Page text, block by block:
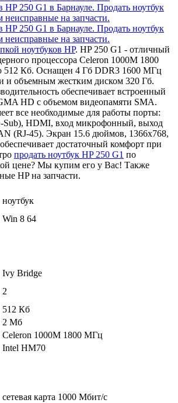
ноутбуков HP. HP 250 G1 - отличный
процессора Celeron 1000M 1800
Кб. Оснащен 4 Гб DDR3 1600 МГц
и объемным жестким диском 320 Гб.
обеспечивает встроенный
HD с объемом видеопамяти SMA.
все необходимые для работы порты:
HDMI, вход микрофонный, выход
(RJ-45). Экран 15.6 дюймов, 1366x768,
достаточный комфорт при
продать ноутбук HP 250 G1 по
цене? Мы купим его у Вас! Также
HP на запчасти.
ноутбук
Win 8 64
Ivy Bridge
2
512 Кб
2 Мб
Celeron 1000M 1800 МГц
Intel HM70
сетевая карта 1000 Мбит/c